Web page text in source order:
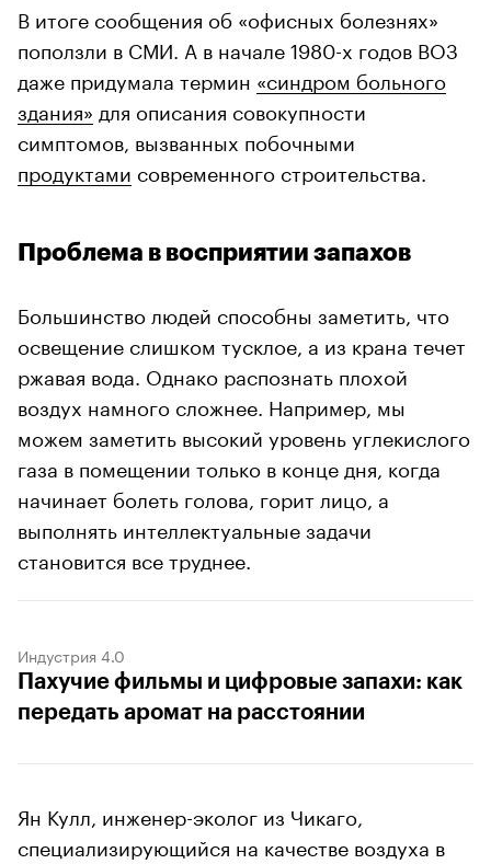
В итоге сообщения об «офисных болезнях»
поползли в СМИ. А в начале 1980-х годов ВОЗ
даже придумала термин «синдром больного
здания» для описания совокупности
симптомов, вызванных побочными
продуктами современного строительства.
Проблема в восприятии запахов
Большинство людей способны заметить, что
освещение слишком тусклое, а из крана течет
ржавая вода. Однако распознать плохой
воздух намного сложнее. Например, мы
можем заметить высокий уровень углекислого
газа в помещении только в конце дня, когда
начинает болеть голова, горит лицо, а
выполнять интеллектуальные задачи
становится все труднее.
Индустрия 4.0
Пахучие фильмы и цифровые запахи: как
передать аромат на расстоянии
Ян Кулл, инженер-эколог из Чикаго,
специализирующийся на качестве воздуха в